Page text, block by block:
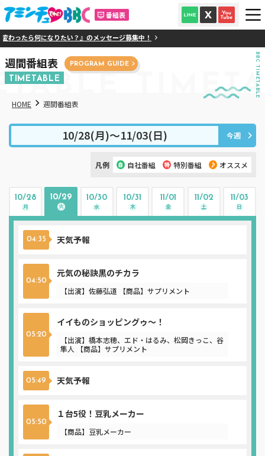
番組表
たら何になりたい？』のメッセージ募集中！
週間番組表 PROGRAM GUIDE
TIMETABLE BBC TIMETABLE
HOME 週間番組表
10/28(月)〜11/03(日) 今週
凡例 自社番組 特別番組 オススメ
10/28
月
10/29
火
10/30
水
10/31
木
11/01
金
11/02
土
11/03
日
04:35 天気予報
04:50
元気の秘訣黒のチカラ
【出演】佐藤弘道 【商品】サプリメント
05:20
イイものショッピングゥ～！
【出演】橋本志穂、エド・はるみ、松岡きっこ、谷
隼人 【商品】サプリメント
05:49 天気予報
05:50
１台5役！豆乳メーカー
【商品】豆乳メーカー